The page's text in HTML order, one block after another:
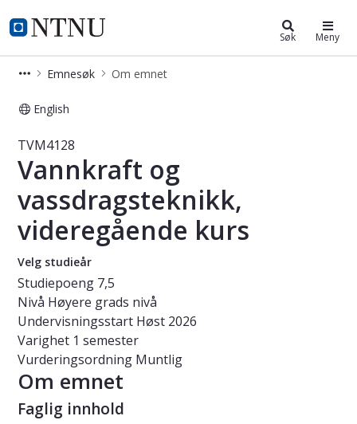
NTNU Hjemmeside
Studier Søk Meny
Emnesøk Om emnet
English
Emne - Vannkraft og
TVM4128
Vannkraft og
vassdragsteknikk,
videregående kurs
Velg studieår
Studiepoeng 7,5
Nivå Høyere grads nivå
Undervisningsstart Høst 2026
Varighet 1 semester
Vurderingsordning Muntlig
Om emnet
Faglig innhold